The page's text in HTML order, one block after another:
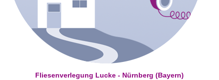
Fliesenverlegung Lucke - Nürnberg (Bayern)